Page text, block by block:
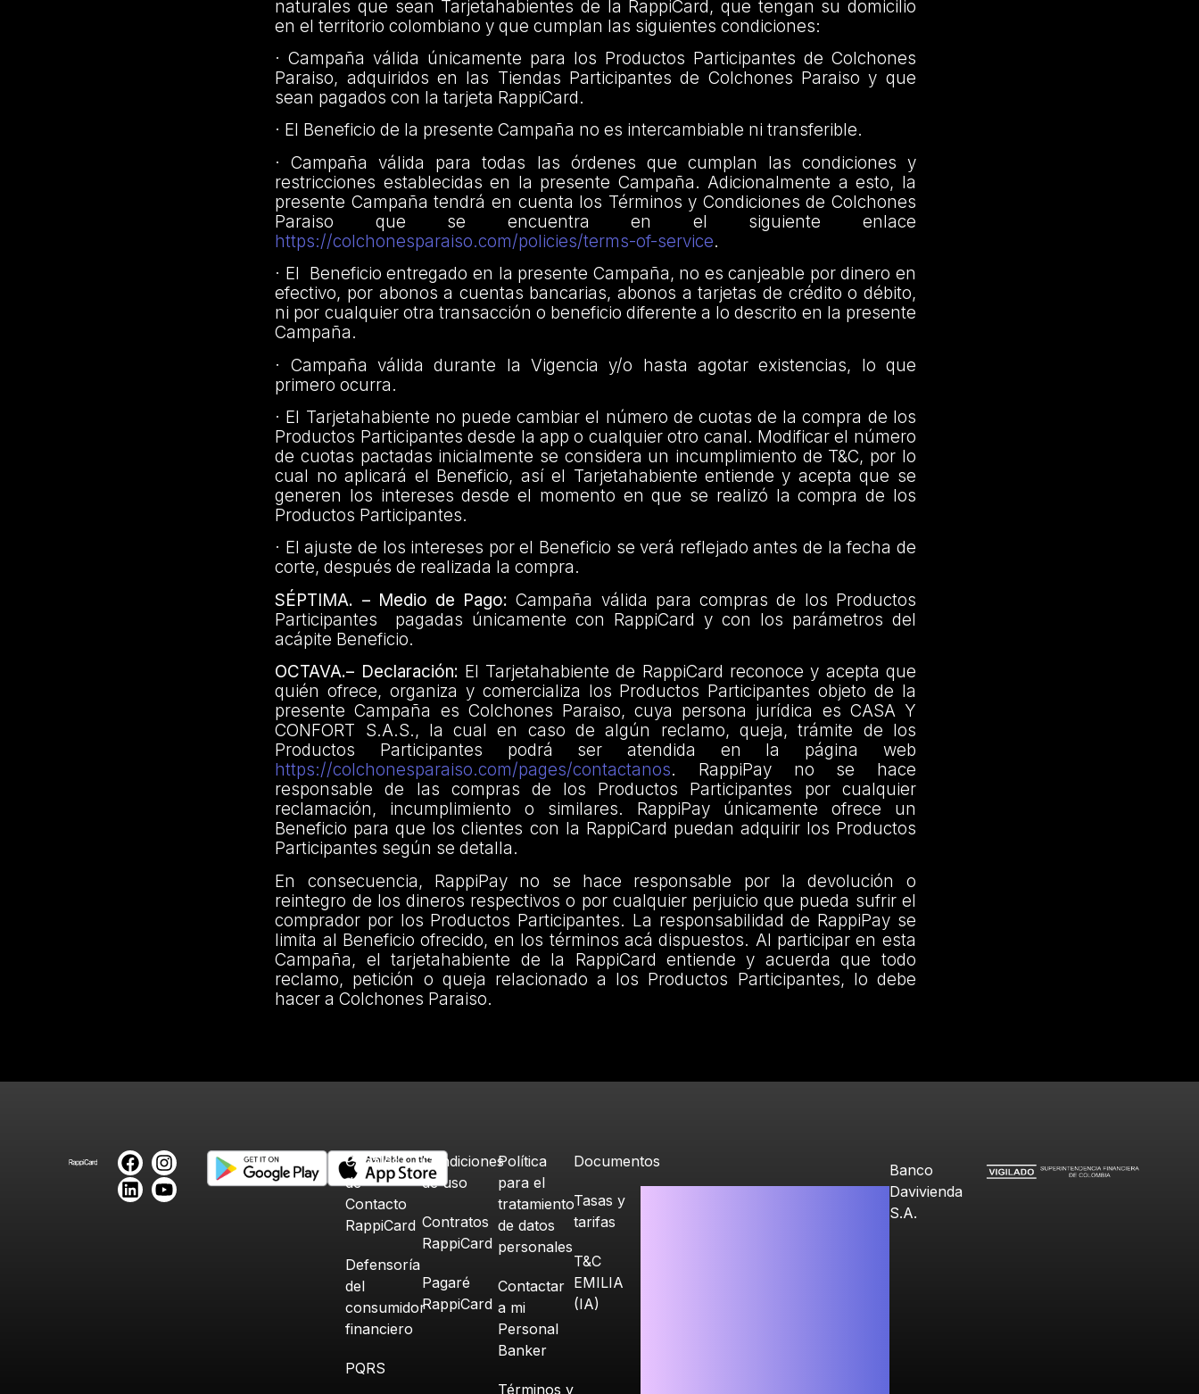
naturales que sean Tarjetahabientes de la RappiCard, que tengan su domicilio
en el territorio colombiano y que cumplan las siguientes condiciones:
· Campaña válida únicamente para los Productos Participantes de Colchones
Paraiso, adquiridos en las Tiendas Participantes de Colchones Paraiso y que
sean pagados con la tarjeta RappiCard.
· El Beneficio de la presente Campaña no es intercambiable ni transferible.
· Campaña válida para todas las órdenes que cumplan las condiciones y
restricciones establecidas en la presente Campaña. Adicionalmente a esto, la
presente Campaña tendrá en cuenta los Términos y Condiciones de Colchones
Paraiso que se encuentra en el siguiente enlace
https://colchonesparaiso.com/policies/terms-of-service.
· El Beneficio entregado en la presente Campaña, no es canjeable por dinero en
efectivo, por abonos a cuentas bancarias, abonos a tarjetas de crédito o débito,
ni por cualquier otra transacción o beneficio diferente a lo descrito en la presente
Campaña.
· Campaña válida durante la Vigencia y/o hasta agotar existencias, lo que
primero ocurra.
· El Tarjetahabiente no puede cambiar el número de cuotas de la compra de los
Productos Participantes desde la app o cualquier otro canal. Modificar el número
de cuotas pactadas inicialmente se considera un incumplimiento de T&C, por lo
cual no aplicará el Beneficio, así el Tarjetahabiente entiende y acepta que se
generen los intereses desde el momento en que se realizó la compra de los
Productos Participantes.
· El ajuste de los intereses por el Beneficio se verá reflejado antes de la fecha de
corte, después de realizada la compra.
SÉPTIMA. – Medio de Pago: Campaña válida para compras de los Productos
Participantes pagadas únicamente con RappiCard y con los parámetros del
acápite Beneficio.
OCTAVA.– Declaración: El Tarjetahabiente de RappiCard reconoce y acepta que
quién ofrece, organiza y comercializa los Productos Participantes objeto de la
presente Campaña es Colchones Paraiso, cuya persona jurídica es CASA Y
CONFORT S.A.S., la cual en caso de algún reclamo, queja, trámite de los
Productos Participantes podrá ser atendida en la página web
https://colchonesparaiso.com/pages/contactanos. RappiPay no se hace
responsable de las compras de los Productos Participantes por cualquier
reclamación, incumplimiento o similares. RappiPay únicamente ofrece un
Beneficio para que los clientes con la RappiCard puedan adquirir los Productos
Participantes según se detalla.
En consecuencia, RappiPay no se hace responsable por la devolución o
reintegro de los dineros respectivos o por cualquier perjuicio que pueda sufrir el
comprador por los Productos Participantes. La responsabilidad de RappiPay se
limita al Beneficio ofrecido, en los términos acá dispuestos. Al participar en esta
Campaña, el tarjetahabiente de la RappiCard entiende y acuerda que todo
reclamo, petición o queja relacionado a los Productos Participantes, lo debe
hacer a Colchones Paraiso.
Canales
de
Contacto
RappiCard
Defensoría
del
consumidor
financiero
PQRS
Condiciones
de uso
Contratos
RappiCard
Pagaré
RappiCard
Política
para el
tratamiento
de datos
personales
Contactar
a mi
Personal
Banker
Términos y
Documentos
Tasas y
tarifas
T&C
EMILIA
(IA)
Banco
Davivienda
S.A.